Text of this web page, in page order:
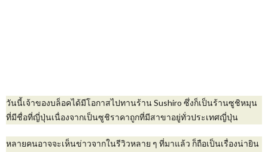
วันนี้เจ้าของบล็อคได้มีโอกาสไปทานร้าน Sushiro ซึ่งก็เป็นร้านซูชิหมุน
ที่มีชื่อที่ญี่ปุ่นเนื่องจากเป็นซูชิราคาถูกที่มีสาขาอยู่ทั่วประเทศญี่ปุ่น
หลายคนอาจจะเห็นข่าวจากในรีวิวหลาย ๆ ที่มาแล้ว ก็ถือเป็นเรื่องน่ายิน